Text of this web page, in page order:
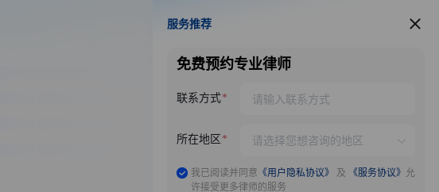
服务推荐
服务推荐
免费预约专业律师
联系方式
所在地区
我已阅读并同意 《用户隐私协议》 及 《服务协议》 允
许接受更多律师的服务